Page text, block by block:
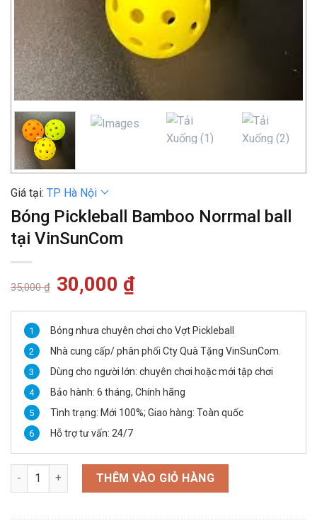
Giá tại: TP Hà Nội
Bóng Pickleball Bamboo Norrmal ball
tại VinSunCom
35,000₫ Giá
gốc
30,000 ₫Giá
30,000 ₫.
Bóng nhưa chuyên chơi cho Vợt Pickleball
Nhà cung cấp/ phân phối Cty Quà Tặng VinSunCom.
Dùng cho người lớn: chuyên chơi hoặc mới tập chơi
Bảo hành: 6 tháng, Chính hãng
Tình trạng: Mới 100%; Giao hàng: Toàn quốc
Hỗ trợ tư vấn: 24/7
Bóng Pickleball Bamboo Norrmal ball tại VinSunCom số lượng
THÊM VÀO GIỎ HÀNG